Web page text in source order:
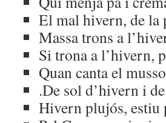
El mal hivern, de la
Massa trons a
Si trona a l’hivern,
Quan canta el
.De sol d’hivern i
Hivern plujós, estiu